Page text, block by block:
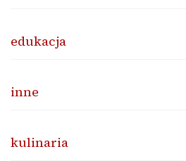
edukacja
inne
kulinaria